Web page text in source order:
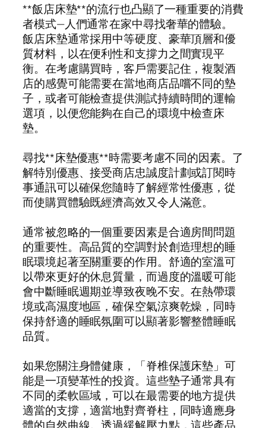
**飯店床墊**的流行也凸顯了一種重要的消費
者模式—人們通常在家中尋找奢華的體驗。
飯店床墊通常採用中等硬度、豪華頂層和優
質材料，以在便利性和支撐力之間實現平
衡。在考慮購買時，客戶需要記住，複製酒
店的感覺可能需要在當地商店品嚐不同的墊
子，或者可能檢查提供測試持續時間的運輸
選項，以便您能夠在自己的環境中檢查床
墊。
尋找**床墊優惠**時需要考慮不同的因素。了
解特別優惠、接受商店忠誠度計劃或訂閱時
事通訊可以確保您隨時了解經常性優惠，從
而使購買體驗既經濟高效又令人滿意。
通常被忽略的一個重要因素是合適房間問題
的重要性。高品質的空調對於創造理想的睡
眠環境起著至關重要的作用。舒適的室溫可
以帶來更好的休息質量，而過度的溫暖可能
會中斷睡眠週期並導致夜晚不安。在熱帶環
境或高濕度地區，確保空氣涼爽乾燥，同時
保持舒適的睡眠氛圍可以顯著影響整體睡眠
品質。
如果您關注身體健康，「脊椎保護床墊」可
能是一項變革性的投資。這些墊子通常具有
不同的柔軟區域，可以在最需要的地方提供
適當的支撐，適當地對齊脊柱，同時適應身